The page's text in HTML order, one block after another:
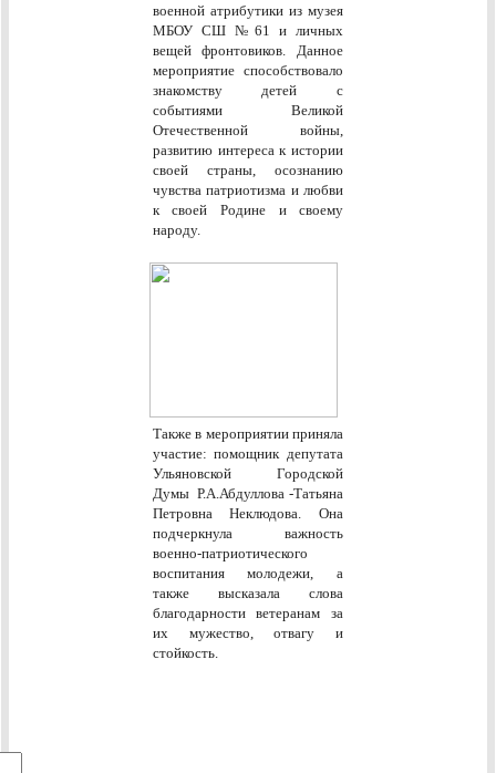
военной атрибутики из музея
МБОУ СШ №61 и личных
вещей фронтовиков. Данное
мероприятие способствовало
знакомству детей с
событиями Великой
Отечественной войны,
развитию интереса к истории
своей страны, осознанию
чувства патриотизма и любви
к своей Родине и своему
народу.
Также в мероприятии приняла
участие: помощник депутата
Ульяновской Городской
Думы Р.А.Абдуллова -Татьяна
Петровна Неклюдова. Она
подчеркнула важность
военно-патриотического
воспитания молодежи, а
также высказала слова
благодарности ветеранам за
их мужество, отвагу и
стойкость.